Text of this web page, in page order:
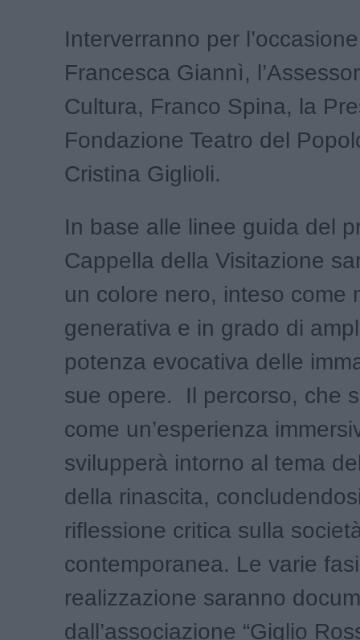
Interverranno per
Francesca Giannì,
Cultura, Franco Spina, la
Fondazione Teatro del
Cristina Giglioli.
In base alle linee guida del
Cappella della Visitazione
un colore nero, inteso come
generativa e in grado di
potenza evocativa delle
sue opere. Il percorso, che
come un’esperienza
svilupperà intorno al tema
della rinascita,
riflessione critica sulla
contemporanea. Le varie
realizzazione saranno
dall’associazione “Giglio